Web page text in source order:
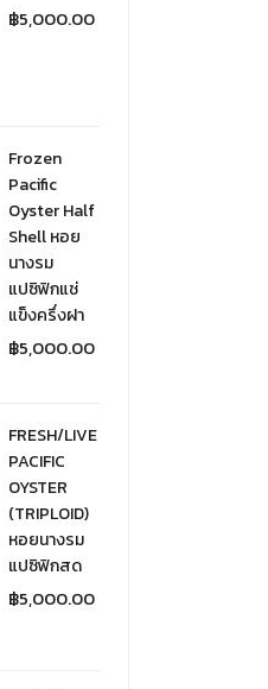
฿5,000.00
Frozen
Pacific
Oyster Half
Shell หอย
นางรม
แปซิฟิกแช่
แข็งครึ่งฝา
฿5,000.00
FRESH/LIVE
PACIFIC
OYSTER
(TRIPLOID)
หอยนางรม
แปซิฟิกสด
฿5,000.00